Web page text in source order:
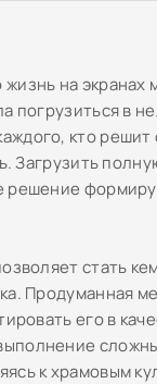
на экранах
погрузиться в
кто решит
Загрузить
решение
стать
Продуманная
его в
к храмовым